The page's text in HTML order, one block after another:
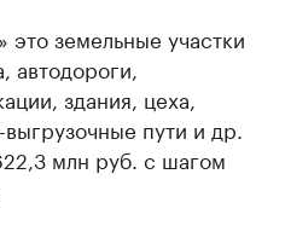
земельные участки
здания, цеха,
пути и др.
млн руб. с шагом